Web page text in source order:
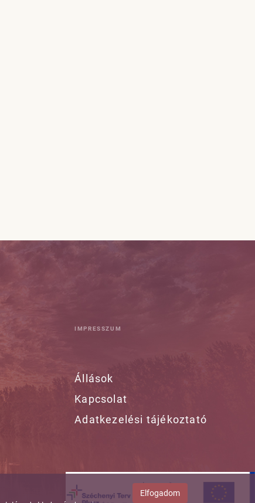
Elfogadom
IMPRESSZUM
Állások
Kapcsolat
Adatkezelési tájékoztató